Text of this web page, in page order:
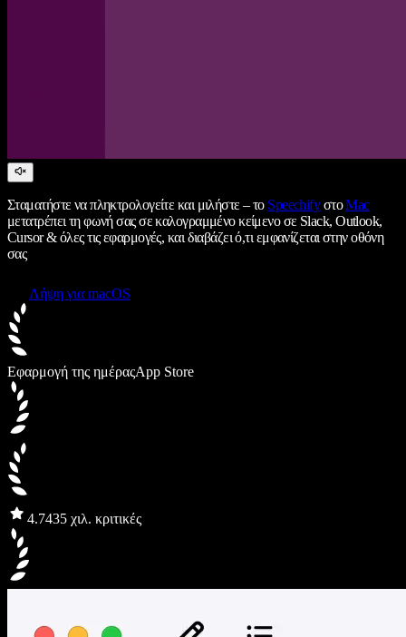
Σταματήστε να πληκτρολογείτε και μιλήστε – το SpeechifyστοMac
μετατρέπει τη φωνή σας σε καλογραμμένο κείμενο σε Slack, Outlook,
Cursor & όλες τις εφαρμογές, και διαβάζει ό,τι εμφανίζεται στην οθόνη
σας
Λήψη για macOS
Εφαρμογή της ημέραςApp Store
4.7435 χιλ. κριτικές